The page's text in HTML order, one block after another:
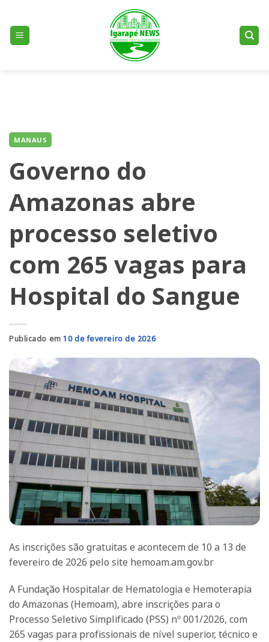
content
MANAUS
Governo do
Amazonas abre
processo seletivo
com 265 vagas para
Hospital do Sangue
Publicado em10 de fevereiro de 2026
As inscrições são gratuitas e acontecem de 10 a 13 de
fevereiro de 2026 pelo site hemoam.am.gov.br
A Fundação Hospitalar de Hematologia e Hemoterapia
do Amazonas (Hemoam), abre inscrições para o
Processo Seletivo Simplificado (PSS) nº 001/2026, com
265 vagas para profissionais de nível superior, técnico e